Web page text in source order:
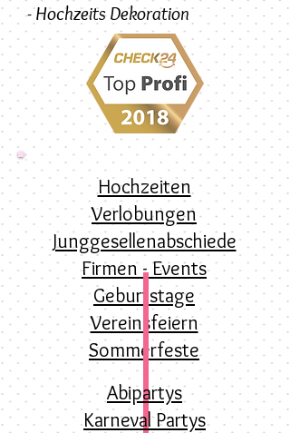
- Hochzeits Dekoration
Hochzeiten
Verlobungen
Junggesellenabschiede
Firmen - Events
Geburtstage
Vereinsfeiern
Sommerfeste
Abipartys
Karneval Partys